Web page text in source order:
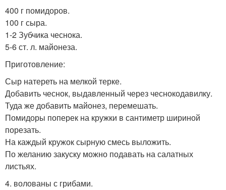
400 г помидоров.
100 г сыра.
1-2 Зубчика чеснока.
5-6 ст. л. майонеза.
Приготовление:
Сыр натереть на мелкой терке.
Добавить чеснок, выдавленный через чеснокодавилку.
Туда же добавить майонез, перемешать.
Помидоры поперек на кружки в сантиметр шириной
порезать.
На каждый кружок сырную смесь выложить.
По желанию закуску можно подавать на салатных
листьях.
4. волованы с грибами.